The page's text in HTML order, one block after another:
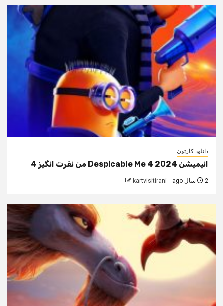
دانلود کارتون
انیمیشن Despicable Me 4 2024 من نفرت انگیز 4
2 سال ago kartvisitirani